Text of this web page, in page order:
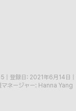
登録日: 2021年6月14日
マネージャー: Hanna Yang